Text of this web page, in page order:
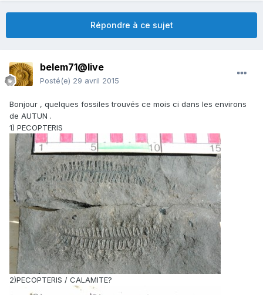
Répondre à ce sujet
belem71@live
Posté(e) 29 avril 2015
Bonjour , quelques fossiles trouvés ce mois ci dans les environs
de AUTUN .
1) PECOPTERIS
2)PECOPTERIS / CALAMITE?